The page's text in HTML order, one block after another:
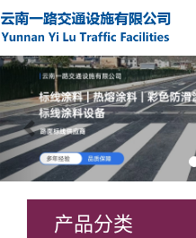
Previous
产品分类